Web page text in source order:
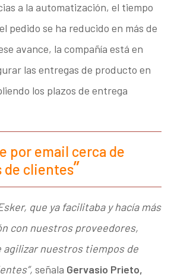
a la automatización, el tiempo
pedido se ha reducido en más de
avance, la compañía está en
las entregas de producto en
los plazos de entrega
por email cerca de
de clientes
que ya facilitaba y hacía más
con nuestros proveedores,
agilizar nuestros tiempos de
señala Gervasio Prieto,